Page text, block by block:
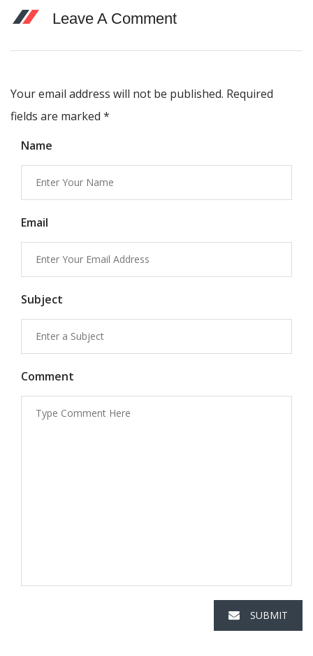
Leave A Comment
Your email address will not be published. Required
fields are marked *
Name
Email
Subject
Comment
SUBMIT